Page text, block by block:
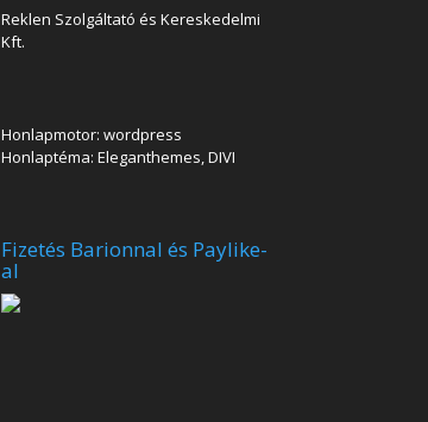
Reklen Szolgáltató és Kereskedelmi
Kft.
Honlapmotor: wordpress
Honlaptéma: Eleganthemes, DIVI
Fizetés Barionnal és Paylike-
al